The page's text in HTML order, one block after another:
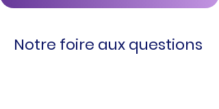
Notre foire aux questions